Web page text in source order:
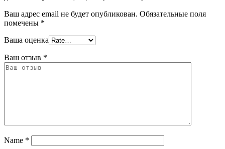
Ваш адрес email не будет опубликован. Обязательные поля
помечены *
Ваша оценка
Ваш отзыв *
Name *